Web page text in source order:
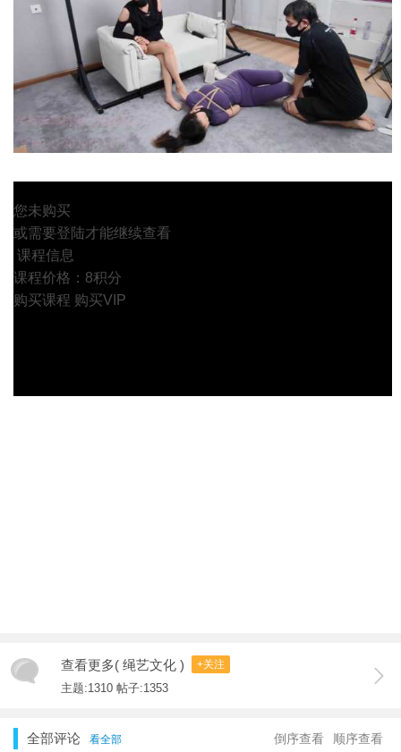
您未购买
或需要登陆才能继续查看
课程信息
课程价格：8积分
购买课程 购买VIP
查看更多( 绳艺文化 ) +关注
主题:1310 帖子:1353
全部评论 看全部 顺序查看
倒序查看